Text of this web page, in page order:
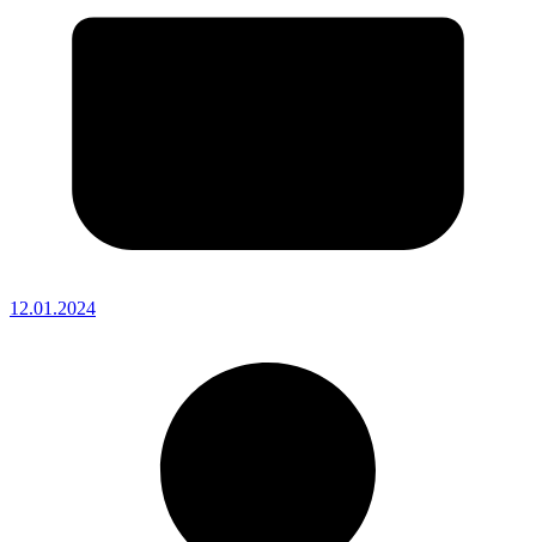
12.01.2024